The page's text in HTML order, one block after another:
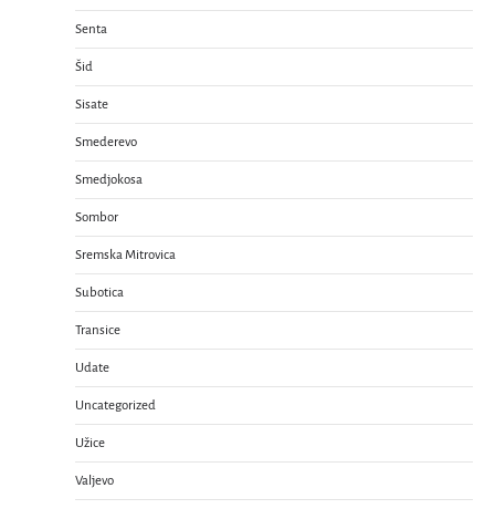
Senta
Šid
Sisate
Smederevo
Smedjokosa
Sombor
Sremska Mitrovica
Subotica
Transice
Udate
Uncategorized
Užice
Valjevo